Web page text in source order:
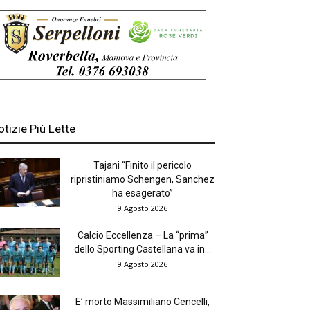
Più Lette
Tajani “Finito il pericolo
ripristiniamo Schengen, Sanchez
ha esagerato”
9 Agosto 2026
Calcio Eccellenza – La “prima”
dello Sporting Castellana va in...
9 Agosto 2026
E’ morto Massimiliano Cencelli,